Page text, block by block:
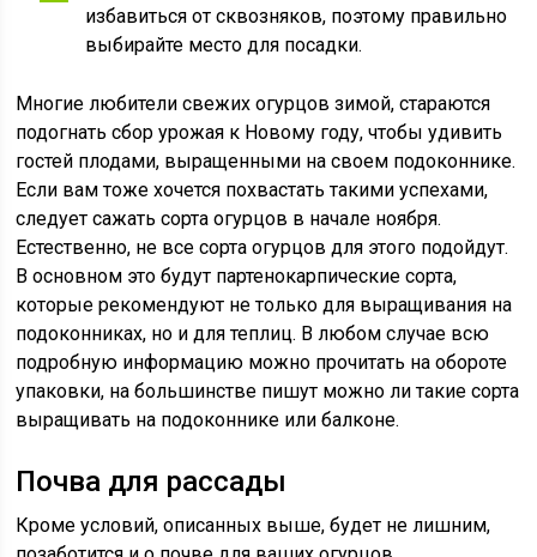
избавиться от сквозняков, поэтому правильно
выбирайте место для посадки.
Многие любители свежих огурцов зимой, стараются
подогнать сбор урожая к Новому году, чтобы удивить
гостей плодами, выращенными на своем подоконнике.
Если вам тоже хочется похвастать такими успехами,
следует сажать сорта огурцов в начале ноября.
Естественно, не все сорта огурцов для этого подойдут.
В основном это будут партенокарпические сорта,
которые рекомендуют не только для выращивания на
подоконниках, но и для теплиц. В любом случае всю
подробную информацию можно прочитать на обороте
упаковки, на большинстве пишут можно ли такие сорта
выращивать на подоконнике или балконе.
Почва для рассады
Кроме условий, описанных выше, будет не лишним,